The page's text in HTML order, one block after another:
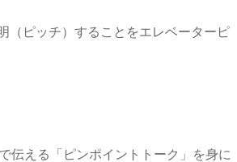
（ピッチ）することをエレベーターピ
伝える「ピンポイントトーク」を身に